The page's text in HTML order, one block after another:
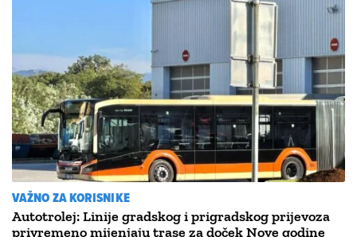
VAŽNO ZA KORISNIKE
Autotrolej: Linije gradskog i prigradskog prijevoza
privremeno mijenjaju trase za doček Nove godine